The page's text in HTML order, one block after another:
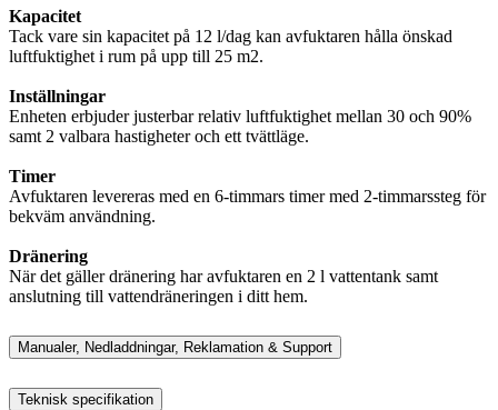
Kapacitet
Tack vare sin kapacitet på 12 l/dag kan avfuktaren hålla önskad
luftfuktighet i rum på upp till 25 m2.
Inställningar
Enheten erbjuder justerbar relativ luftfuktighet mellan 30 och 90%
samt 2 valbara hastigheter och ett tvättläge.
Timer
Avfuktaren levereras med en 6-timmars timer med 2-timmarssteg för
bekväm användning.
Dränering
När det gäller dränering har avfuktaren en 2 l vattentank samt
anslutning till vattendräneringen i ditt hem.
Manualer, Nedladdningar, Reklamation & Support
Teknisk specifikation